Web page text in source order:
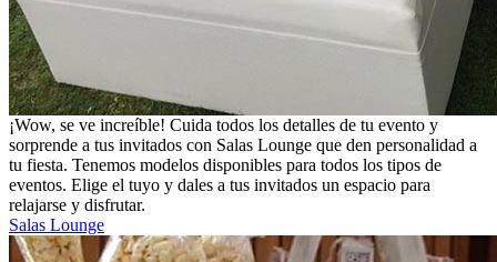
¡Wow, se ve increíble! Cuida todos los detalles de tu evento y
sorprende a tus invitados con Salas Lounge que den personalidad a
tu fiesta. Tenemos modelos disponibles para todos los tipos de
eventos. Elige el tuyo y dales a tus invitados un espacio para
relajarse y disfrutar.
Salas Lounge